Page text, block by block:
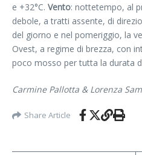
e +32°C. Vento: nottetempo, al
debole, a tratti assente, di
del giorno e nel pomeriggio, la
Ovest, a regime di brezza, con
poco mosso per tutta la durata
Carmine Pallotta & Lorenza
Share Article